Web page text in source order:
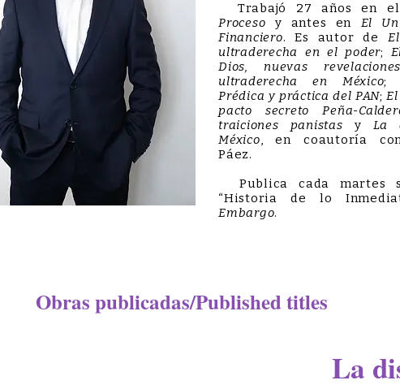
Trabajó 27 años en el
Proceso y antes en El
Financiero. Es autor de
ultraderecha en el poder;
Dios, nuevas
ultraderecha en México
Prédica y práctica del PAN;
pacto secreto Peña-
traiciones panistas y La
México, en coautoría
Páez.
Publica cada martes
“Historia de lo
Embargo.
Obras publicadas/Published titles
La